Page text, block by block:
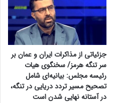
جزئیاتی از مذاکرات ایران و عمان بر
سر تنگه هرمز/ سخنگوی هیات
رئیسه مجلس: بیانیه‌ای شامل
تصحیح مسیر تردد دریایی در تنگه،
در آستانه نهایی شدن است